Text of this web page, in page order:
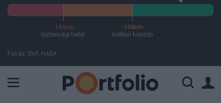
-144cm
biztonsági határ
-134cm
leállási küszöb
Forrás: OVF, HAEA